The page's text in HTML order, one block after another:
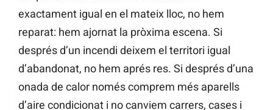
exactament igual en el mateix lloc, no hem
reparat: hem ajornat la pròxima escena. Si
després d’un incendi deixem el territori igual
d’abandonat, no hem aprés res. Si després d’una
onada de calor només comprem més aparells
d’aire condicionat i no canviem carrers, cases i